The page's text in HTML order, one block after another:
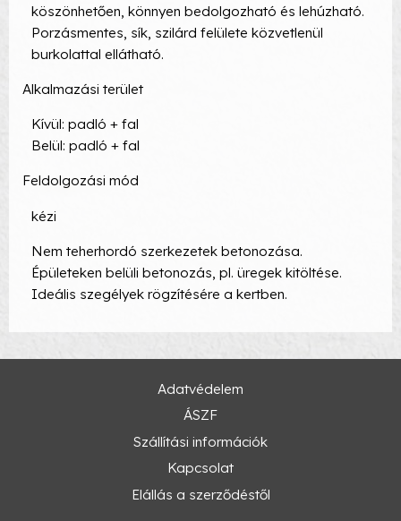
köszönhetően, könnyen bedolgozható és lehúzható.
Porzásmentes, sík, szilárd felülete közvetlenül
burkolattal ellátható.
Alkalmazási terület
Kívül: padló + fal
Belül: padló + fal
Feldolgozási mód
kézi
Nem teherhordó szerkezetek betonozása.
Épületeken belüli betonozás, pl. üregek kitöltése.
Ideális szegélyek rögzítésére a kertben.
Adatvédelem
ÁSZF
Szállítási információk
Kapcsolat
Elállás a szerződéstől